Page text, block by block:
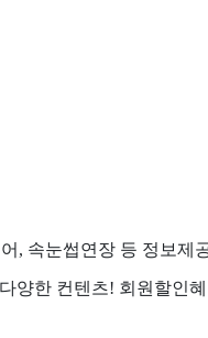
, 속눈썹연장 등 정보제
양한 컨텐츠! 회원할인